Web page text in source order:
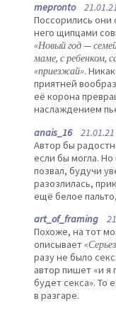
mepronto
Поссорились они
него щипцами
«Новый год —
маме, с ребенком,
«приезжай».
приятней
её корона
наслаждением
anais_1621.01.21
Автор бы
если бы могла.
позвал, будучи
разозлилась,
ещё белое
art_of_framing
Похоже, на тот
описывает
разу не было
автор пишет «и я
будет секса». То
в разгаре.